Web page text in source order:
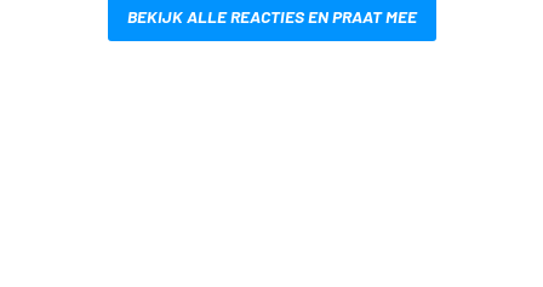
BEKIJK ALLE REACTIES EN PRAAT MEE